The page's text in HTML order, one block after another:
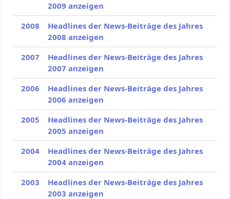
2009 anzeigen
2008
Headlines der News-Beiträge des Jahres
2008 anzeigen
2007
Headlines der News-Beiträge des Jahres
2007 anzeigen
2006
Headlines der News-Beiträge des Jahres
2006 anzeigen
2005
Headlines der News-Beiträge des Jahres
2005 anzeigen
2004
Headlines der News-Beiträge des Jahres
2004 anzeigen
2003
Headlines der News-Beiträge des Jahres
2003 anzeigen